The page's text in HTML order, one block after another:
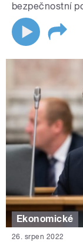
bezpečnostní
Ekonomické
26. srpen 2022